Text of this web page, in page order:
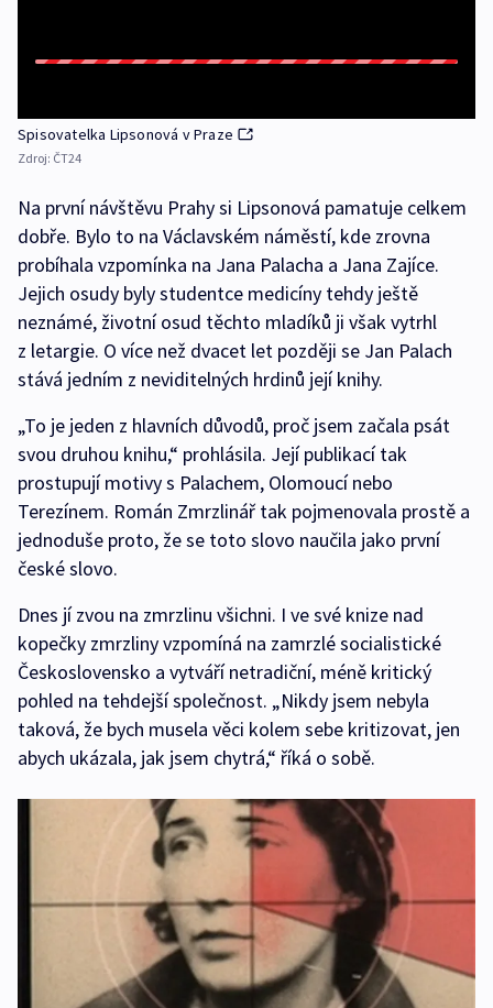
Spisovatelka Lipsonová v Praze
Zdroj: ČT24
Na první návštěvu Prahy si Lipsonová pamatuje celkem
dobře. Bylo to na Václavském náměstí, kde zrovna
probíhala vzpomínka na Jana Palacha a Jana Zajíce.
Jejich osudy byly studentce medicíny tehdy ještě
neznámé, životní osud těchto mladíků ji však vytrhl
z letargie. O více než dvacet let později se Jan Palach
stává jedním z neviditelných hrdinů její knihy.
„To je jeden z hlavních důvodů, proč jsem začala psát
svou druhou knihu,“ prohlásila. Její publikací tak
prostupují motivy s Palachem, Olomoucí nebo
Terezínem. Román Zmrzlinář tak pojmenovala prostě a
jednoduše proto, že se toto slovo naučila jako první
české slovo.
Dnes jí zvou na zmrzlinu všichni. I ve své knize nad
kopečky zmrzliny vzpomíná na zamrzlé socialistické
Československo a vytváří netradiční, méně kritický
pohled na tehdejší společnost. „Nikdy jsem nebyla
taková, že bych musela věci kolem sebe kritizovat, jen
abych ukázala, jak jsem chytrá,“ říká o sobě.